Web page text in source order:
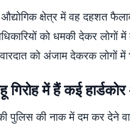
औद्योगिक क्षेत्र में वह दहशत
को धमकी देकर लोगों
को अंजाम देकरक लोगों में
में हैं कई हार्डकोर
पुलिस की नाक में दम कर देने